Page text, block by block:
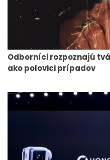
Odborníci rozpoznajú
ako polovici prípadov